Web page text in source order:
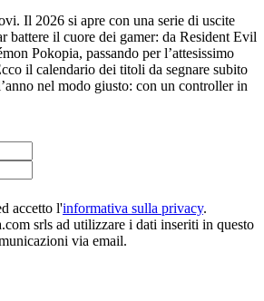
Il 2026 si apre con una serie di uscite
battere il cuore dei gamer: da Resident Evil
Pokopia, passando per l’attesissimo
il calendario dei titoli da segnare subito
nel modo giusto: con un controller in
accetto l'informativa sulla privacy.
srls ad utilizzare i dati inseriti in questo
via email.